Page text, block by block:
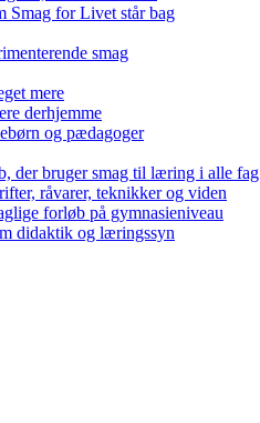
Smag for Livet står bag
smag
mere
derhjemme
og pædagoger
der bruger smag til læring i alle fag
råvarer, teknikker og viden
forløb på gymnasieniveau
didaktik og læringssyn